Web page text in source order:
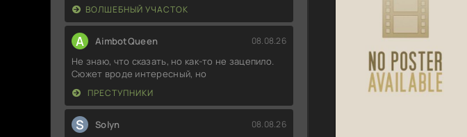
ВОЛШЕБНЫЙ УЧАСТОК
A AimbotQueen 08.08.26
Не знаю, что сказать, но как-то не зацепило.
Сюжет вроде интересный, но
ПРЕСТУПНИКИ
S Solyn 08.08.26